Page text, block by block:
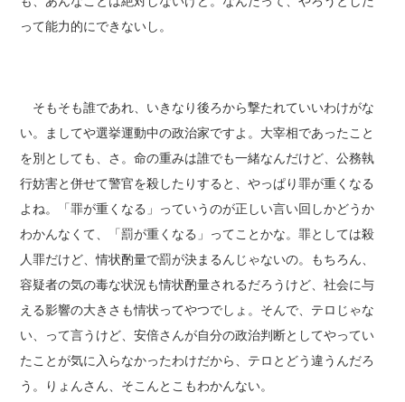
って能力的にできないし。
そもそも誰であれ、いきなり後ろから撃たれていいわけがな
い。ましてや選挙運動中の政治家ですよ。大宰相であったこと
を別としても、さ。命の重みは誰でも一緒なんだけど、公務執
行妨害と併せて警官を殺したりすると、やっぱり罪が重くなる
よね。「罪が重くなる」っていうのが正しい言い回しかどうか
わかんなくて、「罰が重くなる」ってことかな。罪としては殺
人罪だけど、情状酌量で罰が決まるんじゃないの。もちろん、
容疑者の気の毒な状況も情状酌量されるだろうけど、社会に与
える影響の大きさも情状ってやつでしょ。そんで、テロじゃな
い、って言うけど、安倍さんが自分の政治判断としてやってい
たことが気に入らなかったわけだから、テロとどう違うんだろ
う。りょんさん、そこんとこもわかんない。